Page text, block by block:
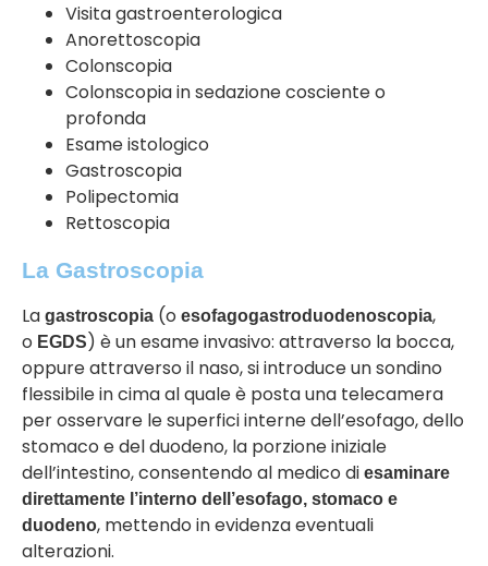
Visita gastroenterologica
Anorettoscopia
Colonscopia
Colonscopia in sedazione cosciente o
profonda
Esame istologico
Gastroscopia
Polipectomia
Rettoscopia
La Gastroscopia
La gastroscopia (o esofagogastroduodenoscopia,
o EGDS) è un esame invasivo: attraverso la bocca,
oppure attraverso il naso, si introduce un sondino
flessibile in cima al quale è posta una telecamera
per osservare le superfici interne dell’esofago, dello
stomaco e del duodeno, la porzione iniziale
dell’intestino,consentendo al medico di esaminare
direttamente l’interno dell’esofago, stomaco e
duodeno, mettendo in evidenza eventuali
alterazioni.